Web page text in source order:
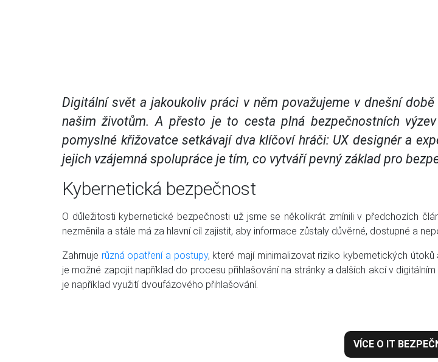
Digitální svět a jakoukoliv práci v něm považujeme v dnešní
našim životům. A přesto je to cesta plná bezpečnostních
pomyslné křižovatce setkávají dva klíčoví hráči: UX designér a
jejich vzájemná spolupráce je tím, co vytváří pevný základ pro
Kybernetická bezpečnost
O důležitosti kybernetické bezpečnosti už jsme se několikrát zmínili v předchozích
nezměnila a stále má za hlavní cíl zajistit, aby informace zůstaly důvěrné, dostupné a
Zahrnuje různá opatření a postupy, které mají minimalizovat riziko kybernetických
je možné zapojit například do procesu přihlašování na stránky a dalších akcí v
je například využití dvoufázového přihlašování.
VÍCE O IT